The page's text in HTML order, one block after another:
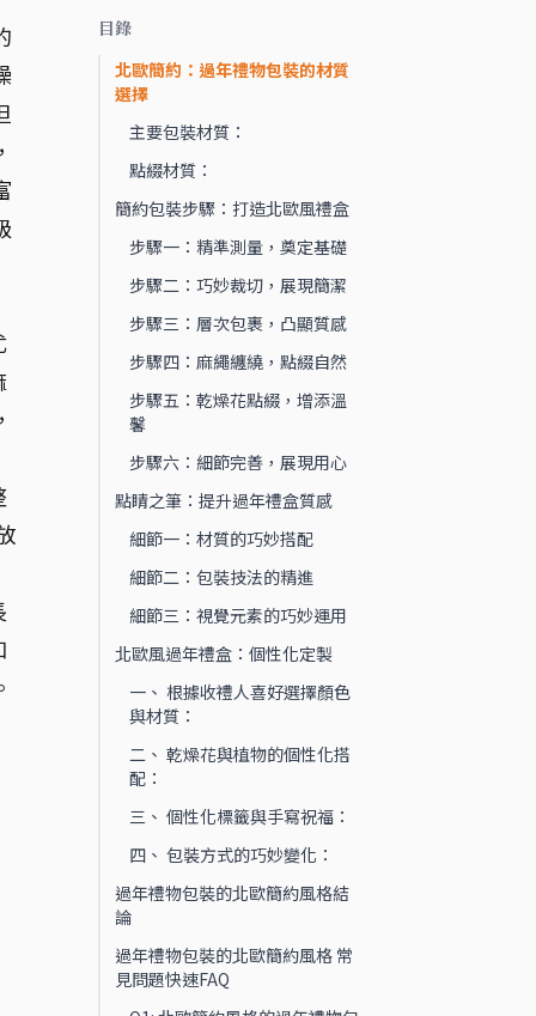
目錄
北歐簡約：過年禮物包裝的材質
選擇
主要包裝材質：
點綴材質：
簡約包裝步驟：打造北歐風禮盒
步驟一：精準測量，奠定基礎
步驟二：巧妙裁切，展現簡潔
步驟三：層次包裹，凸顯質感
步驟四：麻繩纏繞，點綴自然
步驟五：乾燥花點綴，增添溫
馨
步驟六：細節完善，展現用心
點睛之筆：提升過年禮盒質感
細節一：材質的巧妙搭配
細節二：包裝技法的精進
細節三：視覺元素的巧妙運用
北歐風過年禮盒：個性化定製
一、 根據收禮人喜好選擇顏色
與材質：
二、 乾燥花與植物的個性化搭
配：
三、 個性化標籤與手寫祝福：
四、 包裝方式的巧妙變化：
過年禮物包裝的北歐簡約風格結
論
過年禮物包裝的北歐簡約風格 常
見問題快速FAQ